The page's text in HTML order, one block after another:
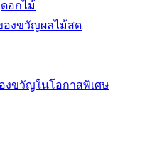
ดอกไม้
ของขวัญผลไม้สด
องขวัญในโอกาสพิเศษ